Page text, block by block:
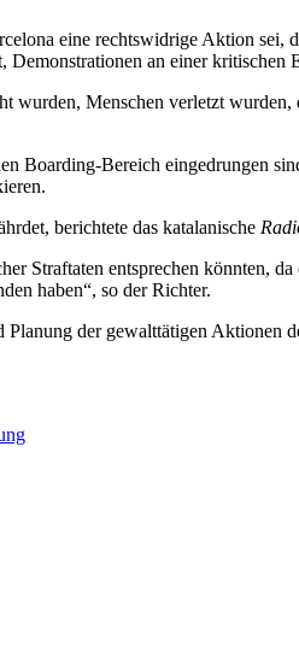
eine rechtswidrige Aktion sei,
an einer
wurden, Menschen verletzt
Boarding-Bereich eingedrungen
berichtete das katalanische
Straftaten entsprechen könnten,
haben“, so der Richter.
der gewalttätigen Aktionen